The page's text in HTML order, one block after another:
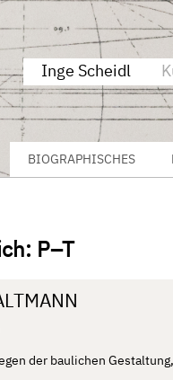
Inge Scheidl
BIOGRAPHISCHES
P–T
der baulichen